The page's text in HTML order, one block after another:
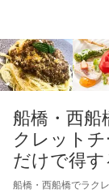
船橋・西船
クレット
だけで得
船橋・西船橋でラク